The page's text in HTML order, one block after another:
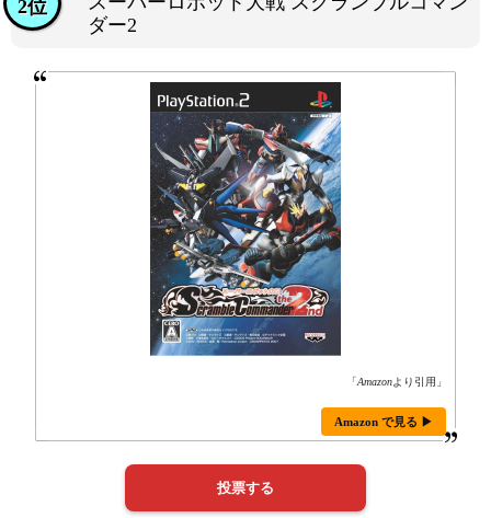
ダー2
2位
「Amazonより引用」
Amazon で見る ▶